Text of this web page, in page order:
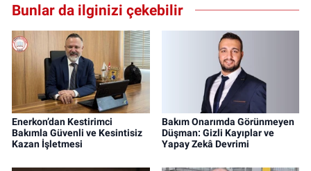
Bunlar da ilginizi çekebilir
Enerkon’dan Kestirimci
Bakımla Güvenli ve Kesintisiz
Kazan İşletmesi
Bakım Onarımda Görünmeyen
Düşman: Gizli Kayıplar ve
Yapay Zekâ Devrimi